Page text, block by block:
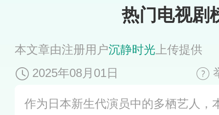
热门电视剧
本文章由注册用户沉静时光 上传提供
2025年08月01日
作为日本新生代演员中的多栖艺人，